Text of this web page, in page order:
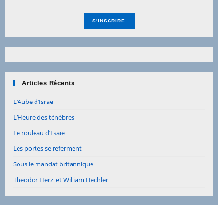
Articles Récents
L’Aube d’Israël
L’Heure des ténèbres
Le rouleau d’Esaïe
Les portes se referment
Sous le mandat britannique
Theodor Herzl et William Hechler